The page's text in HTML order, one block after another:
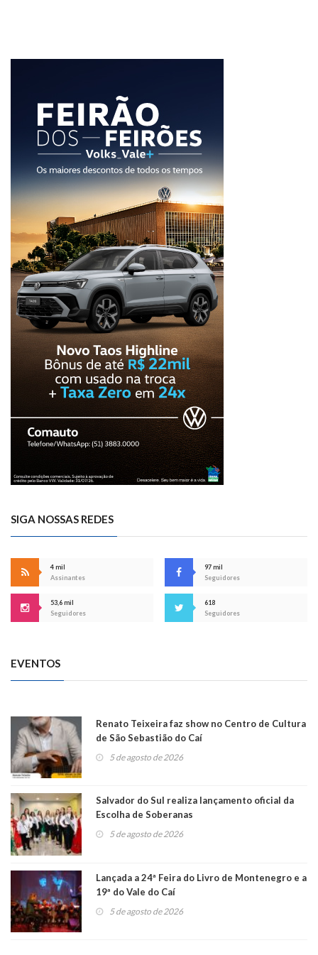
SIGA NOSSAS REDES
4 mil
Assinantes
97 mil
Seguidores
53,6 mil
Seguidores
618
Seguidores
EVENTOS
Renato Teixeira faz show no Centro de Cultura
de São Sebastião do Caí
5 de agosto de 2026
Salvador do Sul realiza lançamento oficial da
Escolha de Soberanas
5 de agosto de 2026
Lançada a 24ª Feira do Livro de Montenegro e a
19ª do Vale do Caí
5 de agosto de 2026